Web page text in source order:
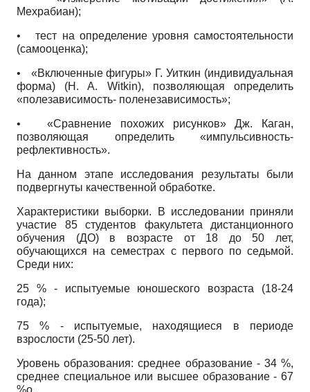
Мехрабиан);
•тест на определение уровня самостоятельности
(самооценка);
• «Включенные фигуры» Г. Уиткин (индивидуальная
форма) (H. A. Witkin), позволяющая определить
«полезависимость- поленезависимость»;
•«Сравнение похожих рисунков» Дж. Каган,
позволяющая определить «импульсивность-
рефлективность».
На данном этапе исследования результаты были
подвергнуты качественной обработке.
Характеристики выборки. В исследовании приняли
участие 85 студентов факультета дистанционного
обучения (ДО) в возрасте от 18 до 50 лет,
обучающихся на семестрах с первого по седьмой.
Среди них:
25 % - испытуемые юношеского возраста (18-24
года);
75 % - испытуемые, находящиеся в периоде
взрослости (25-50 лет).
Уровень образования: среднее образование - 34 %,
среднее специальное или высшее образование - 67